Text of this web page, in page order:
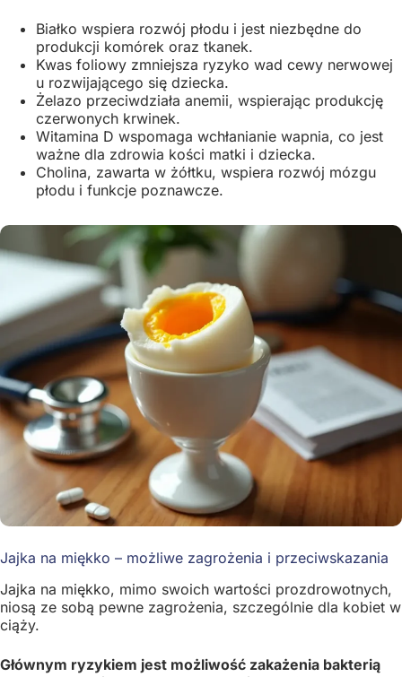
Białko wspiera rozwój płodu i jest niezbędne do
produkcji komórek oraz tkanek.
Kwas foliowy zmniejsza ryzyko wad cewy nerwowej
u rozwijającego się dziecka.
Żelazo przeciwdziała anemii, wspierając produkcję
czerwonych krwinek.
Witamina D wspomaga wchłanianie wapnia, co jest
ważne dla zdrowia kości matki i dziecka.
Cholina, zawarta w żółtku, wspiera rozwój mózgu
płodu i funkcje poznawcze.
Jajka na miękko – możliwe zagrożenia i przeciwskazania
Jajka na miękko, mimo swoich wartości prozdrowotnych,
niosą ze sobą pewne zagrożenia, szczególnie dla kobiet w
ciąży.
Głównym ryzykiem jest możliwość zakażenia bakterią